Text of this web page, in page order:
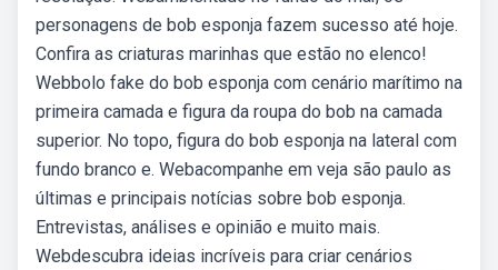
personagens de bob esponja fazem sucesso até hoje.
Confira as criaturas marinhas que estão no elenco!
Webbolo fake do bob esponja com cenário marítimo na
primeira camada e figura da roupa do bob na camada
superior. No topo, figura do bob esponja na lateral com
fundo branco e. Webacompanhe em veja são paulo as
últimas e principais notícias sobre bob esponja.
Entrevistas, análises e opinião e muito mais.
Webdescubra ideias incríveis para criar cenários